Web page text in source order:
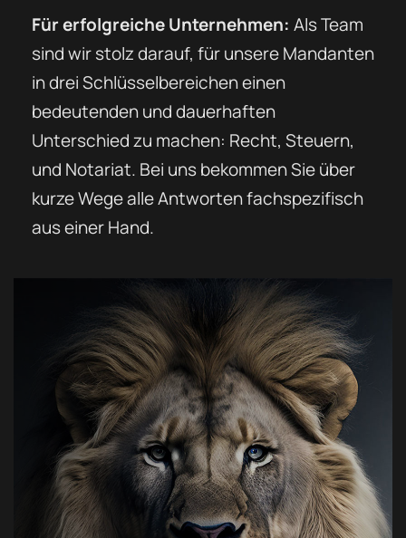
Für erfolgreiche Unternehmen: Als Team
sind wir stolz darauf, für unsere Mandanten
in drei Schlüsselbereichen einen
bedeutenden und dauerhaften
Unterschied zu machen: Recht, Steuern,
und Notariat. Bei uns bekommen Sie über
kurze Wege alle Antworten fachspezifisch
aus einer Hand.